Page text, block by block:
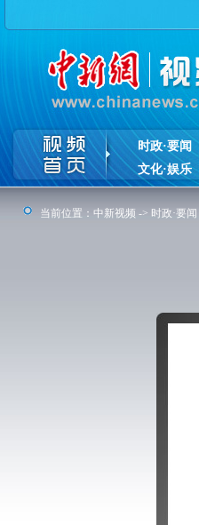
时政·要闻
文化·娱乐
当前位置： 中新视频 -> 时政·要闻